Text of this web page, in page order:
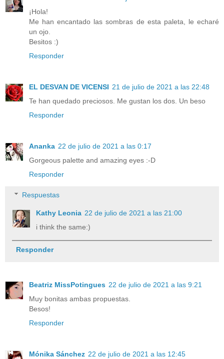
¡Hola!
Me han encantado las sombras de esta paleta, le echaré
un ojo.
Besitos :)
Responder
EL DESVAN DE VICENSI 21 de julio de 2021 a las 22:48
Te han quedado preciosos. Me gustan los dos. Un beso
Responder
Ananka 22 de julio de 2021 a las 0:17
Gorgeous palette and amazing eyes :-D
Responder
Respuestas
Kathy Leonia 22 de julio de 2021 a las 21:00
i think the same:)
Responder
Beatriz MissPotingues 22 de julio de 2021 a las 9:21
Muy bonitas ambas propuestas.
Besos!
Responder
Mónika Sánchez 22 de julio de 2021 a las 12:45